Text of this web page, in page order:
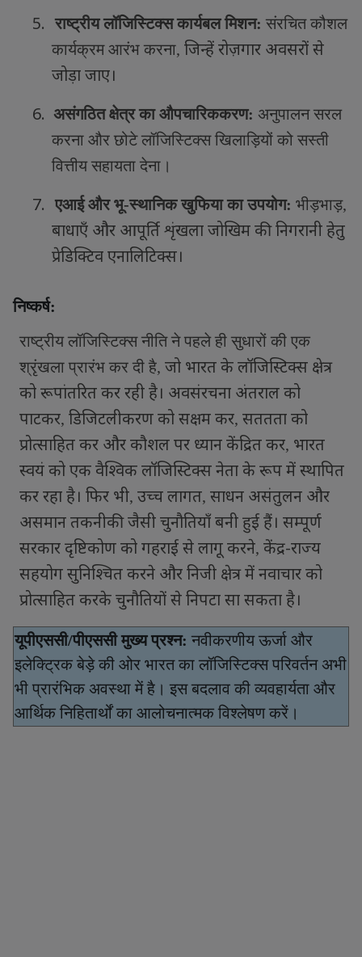
5. राष्ट्रीय लॉजिस्टिक्स कार्यबल मिशन: संरचित कौशल
कार्यक्रम आरंभ करना, जिन्हें रोज़गार अवसरों से
जोड़ा जाए।
6. असंगठित क्षेत्र का औपचारिककरण: अनुपालन सरल
करना और छोटे लॉजिस्टिक्स खिलाड़ियों को सस्ती
वित्तीय सहायता देना।
7. एआई और भू-स्थानिक खुफिया का उपयोग: भीड़भाड़,
बाधाएँ और आपूर्ति शृंखला जोखिम की निगरानी हेतु
प्रेडिक्टिव एनालिटिक्स।
निष्कर्ष:
राष्ट्रीय लॉजिस्टिक्स नीति ने पहले ही सुधारों की एक
श्रृंखला प्रारंभ कर दी है, जो भारत के लॉजिस्टिक्स क्षेत्र
को रूपांतरित कर रही है। अवसंरचना अंतराल को
पाटकर, डिजिटलीकरण को सक्षम कर, सततता को
प्रोत्साहित कर और कौशल पर ध्यान केंद्रित कर, भारत
स्वयं को एक वैश्विक लॉजिस्टिक्स नेता के रूप में स्थापित
कर रहा है। फिर भी, उच्च लागत, साधन असंतुलन और
असमान तकनीकी जैसी चुनौतियाँ बनी हुई हैं। सम्पूर्ण
सरकार दृष्टिकोण को गहराई से लागू करने, केंद्र-राज्य
सहयोग सुनिश्चित करने और निजी क्षेत्र में नवाचार को
प्रोत्साहित करके चुनौतियों से निपटा सा सकता है।
यूपीएससी/पीएससी मुख्य प्रश्न: नवीकरणीय ऊर्जा और
इलेक्ट्रिक बेड़े की ओर भारत का लॉजिस्टिक्स परिवर्तन अभी
भी प्रारंभिक अवस्था में है। इस बदलाव की व्यवहार्यता और
आर्थिक निहितार्थों का आलोचनात्मक विश्लेषण करें।